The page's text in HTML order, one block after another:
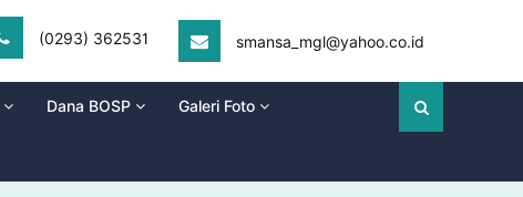
(0293) 362531 smansa_mgl@yahoo.co.id
Dana BOSP Galeri Foto